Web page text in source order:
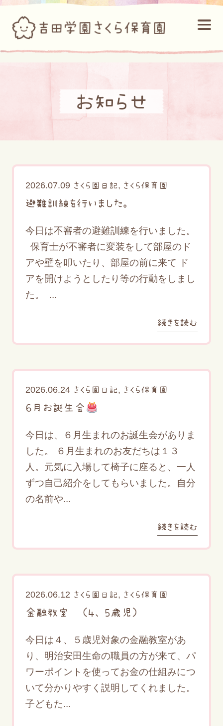
お知らせ
2026.07.09 さくら園日記, さくら保育園
避難訓練を行いました。
今日は不審者の避難訓練を行いました。
保育士が不審者に変装をして部屋のド
アや壁を叩いたり、部屋の前に来て ド
アを開けようとしたり等の行動をしまし
た。 ...
続きを読む
2026.06.24 さくら園日記, さくら保育園
６月お誕生会
今日は、６月生まれのお誕生会がありま
した。 ６月生まれのお友だちは１３
人。元気に入場して椅子に座ると、一人
ずつ自己紹介をしてもらいました。自分
の名前や...
続きを読む
2026.06.12 さくら園日記, さくら保育園
金融教室 （４、5歳児）
今日は４、５歳児対象の金融教室があ
り、明治安田生命の職員の方が来て、パ
ワーポイントを使ってお金の仕組みにつ
いて分かりやすく説明してくれました。
子どもた...